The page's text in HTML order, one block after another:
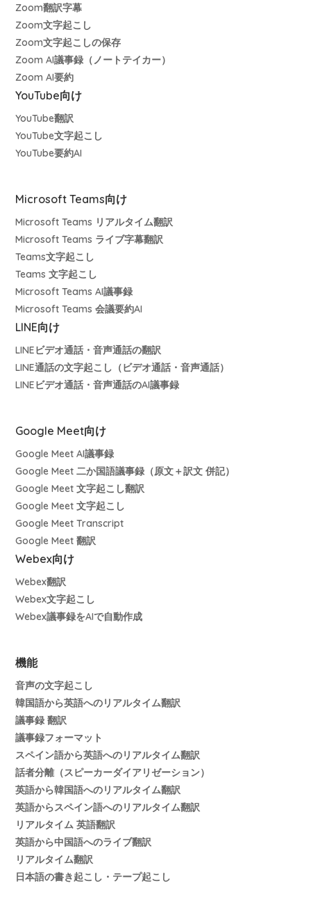
Zoom翻訳字幕
Zoom文字起こし
Zoom文字起こしの保存
Zoom AI議事録（ノートテイカー）
Zoom AI要約
YouTube向け
YouTube翻訳
YouTube文字起こし
YouTube要約AI
Microsoft Teams向け
Microsoft Teams リアルタイム翻訳
Microsoft Teams ライブ字幕翻訳
Teams文字起こし
Teams 文字起こし
Microsoft Teams AI議事録
Microsoft Teams 会議要約AI
LINE向け
LINEビデオ通話・音声通話の翻訳
LINE通話の文字起こし（ビデオ通話・音声通話）
LINEビデオ通話・音声通話のAI議事録
Google Meet向け
Google Meet AI議事録
Google Meet 二か国語議事録（原文＋訳文 併記）
Google Meet 文字起こし翻訳
Google Meet 文字起こし
Google Meet Transcript
Google Meet 翻訳
Webex向け
Webex翻訳
Webex文字起こし
Webex議事録をAIで自動作成
機能
音声の文字起こし
韓国語から英語へのリアルタイム翻訳
議事録 翻訳
議事録フォーマット
スペイン語から英語へのリアルタイム翻訳
話者分離（スピーカーダイアリゼーション）
英語から韓国語へのリアルタイム翻訳
英語からスペイン語へのリアルタイム翻訳
リアルタイム 英語翻訳
英語から中国語へのライブ翻訳
リアルタイム翻訳
日本語の書き起こし・テープ起こし